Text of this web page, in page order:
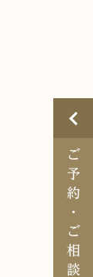
ご
予
約
・
ご
相
談